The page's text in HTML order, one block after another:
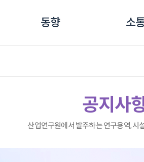
동향 소
공지사
산업연구원에서 발주하는 연구용역, 시